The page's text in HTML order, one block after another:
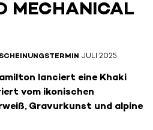
MECHANICAL
JULI 2025
lanciert eine Khaki
vom ikonischen
Gravurkunst und alpine